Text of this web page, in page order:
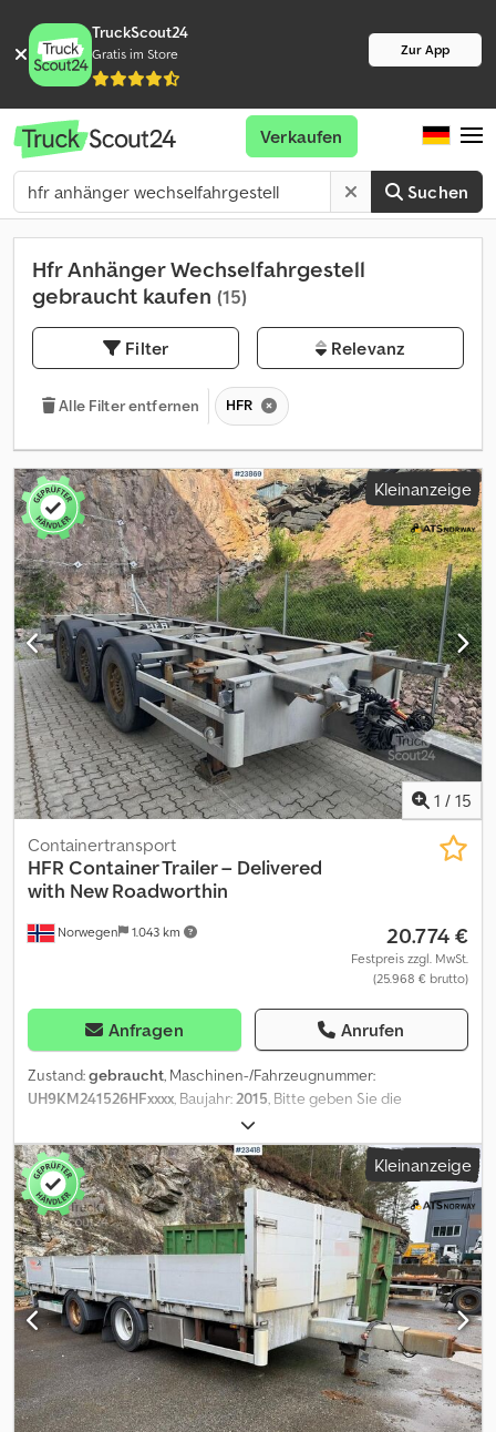
TruckScout24
Gratis im Store Zur App
Suchen
Verkaufen
Hfr Anhänger Wechselfahrgestell
gebraucht kaufen (15)
Filter Relevanz
Alle Filter entfernen HFR
Kleinanzeige
1 / 15
Norwegen 1.043 km
Containertransport
HFR Container Trailer – Delivered
with New Roadworthin
20.774 €
Festpreis zzgl. MwSt.
(25.968 € brutto)
Anfragen Anrufen
Zustand:gebraucht, Maschinen-/Fahrzeugnummer:
UH9KM241526HFxxxx, Baujahr:2015, Bitte geben Sie die
Referenznummer auf Anfrage: 23869 Dedpozqk Ukefx Akwock
Technische Daten: Wird mit neuer HU übergeben Baujahr: 2015
Luftfederung Bereifung (siehe Bilder) Länge: 991 cm Breite: 255
cm Radstand: 131/131 cm Eigengewicht: 3.900 kg Maximale
Nutzlast: 20.100 kg Werkzeugkasten Beschreibung: HFR
Containeranhänger, Baujahr 2015. Der Anhänger wird mit neuer
Hauptuntersuchung (HU) übergeben. Kurzfristig lieferbar. Tuf:
Nein EU-goedgekeurd naar: 24.04.2026 Eigengewicht: 3900
Payload: 20100 Breite: 255 Lengte: 991 Model: Containerhenger -
Leveres eu-godkjent = Weitere Informationen = Wenden Sie sich
an ATS Norway, um weitere Informationen zu erhalten.
Kleinanzeige